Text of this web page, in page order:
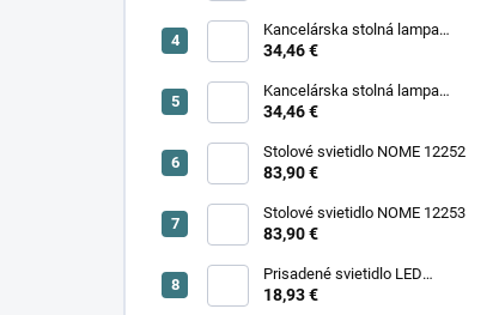
Kancelárska stolná lampa
PIXA KT-40-GR BL 90420
34,46 €
Kancelárska stolná lampa
PIXA KT-40-BE 90419
34,46 €
Stolové svietidlo NOME 12252
83,90 €
Stolové svietidlo NOME 12253
83,90 €
Prisadené svietidlo LED
18,93 €